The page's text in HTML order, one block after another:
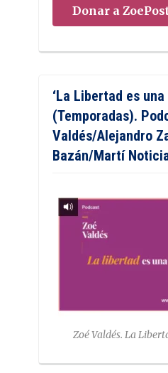
Donar a
‘La Libertad es una
(Temporadas).
Valdés/Alejandro
Bazán/Martí
Zoé Valdés. La